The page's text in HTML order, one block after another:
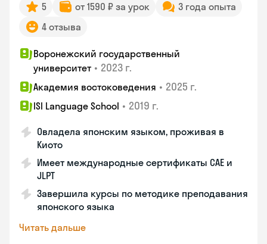
5 от 1590 ₽ за урок
3 года опыта
4 отзыва
Воронежский государственный
университет • 2023 г.
Академия востоковедения • 2025 г.
ISI Language School • 2019 г.
Овладела японским языком, проживая в
Киото
Имеет международные сертификаты CAE и
JLPT
Завершила курсы по методике преподавания
японского языка
Читать дальше